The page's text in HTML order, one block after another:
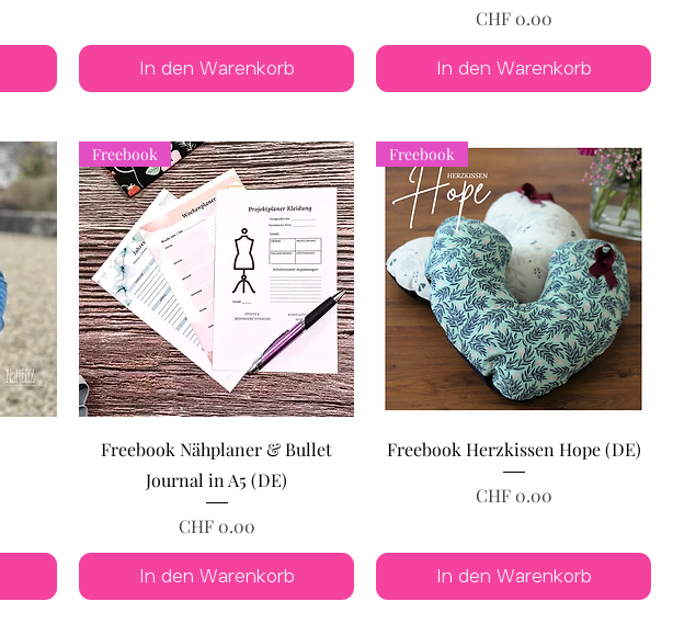
In den Warenkorb
Preis
CHF 0.00
In den Warenkorb
Freebook
Freebook Nähplaner & Bullet
Journal in A5 (DE)
Preis
CHF 0.00
In den Warenkorb
Freebook
Freebook Herzkissen Hope (DE)
Preis
CHF 0.00
In den Warenkorb